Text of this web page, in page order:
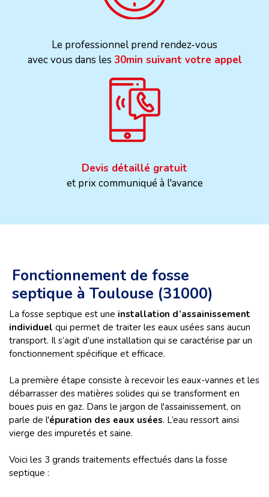
Le professionnel prend rendez-vous
avec vous dans les 30min suivant votre appel
Devis détaillé gratuit
et prix communiqué à l'avance
Fonctionnement de fosse
septique à Toulouse (31000)
La fosse septique est une installation d’assainissement
individuel qui permet de traiter les eaux usées sans aucun
transport. Il s’agit d’une installation qui se caractérise par un
fonctionnement spécifique et efficace.
La première étape consiste à recevoir les eaux-vannes et les
débarrasser des matières solides qui se transforment en
boues puis en gaz. Dans le jargon de l'assainissement, on
parle de l'épuration des eaux usées. L’eau ressort ainsi
vierge des impuretés et saine.
Voici les 3 grands traitements effectués dans la fosse
septique :